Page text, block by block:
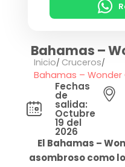
Bahamas –
Inicio Cruceros
Bahamas – Wonder
Fechas
de
salida:
Octubre
19 del
2026
El Bahamas –
asombroso como